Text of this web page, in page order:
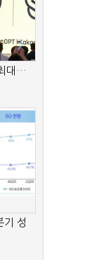
대…
기 성